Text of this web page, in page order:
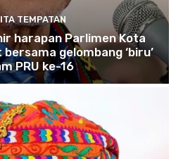
TEMPATAN
harapan Parlimen Kota
gelombang ‘biru’
PRU ke-16